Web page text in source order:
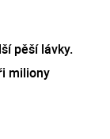
pěší lávky.
miliony